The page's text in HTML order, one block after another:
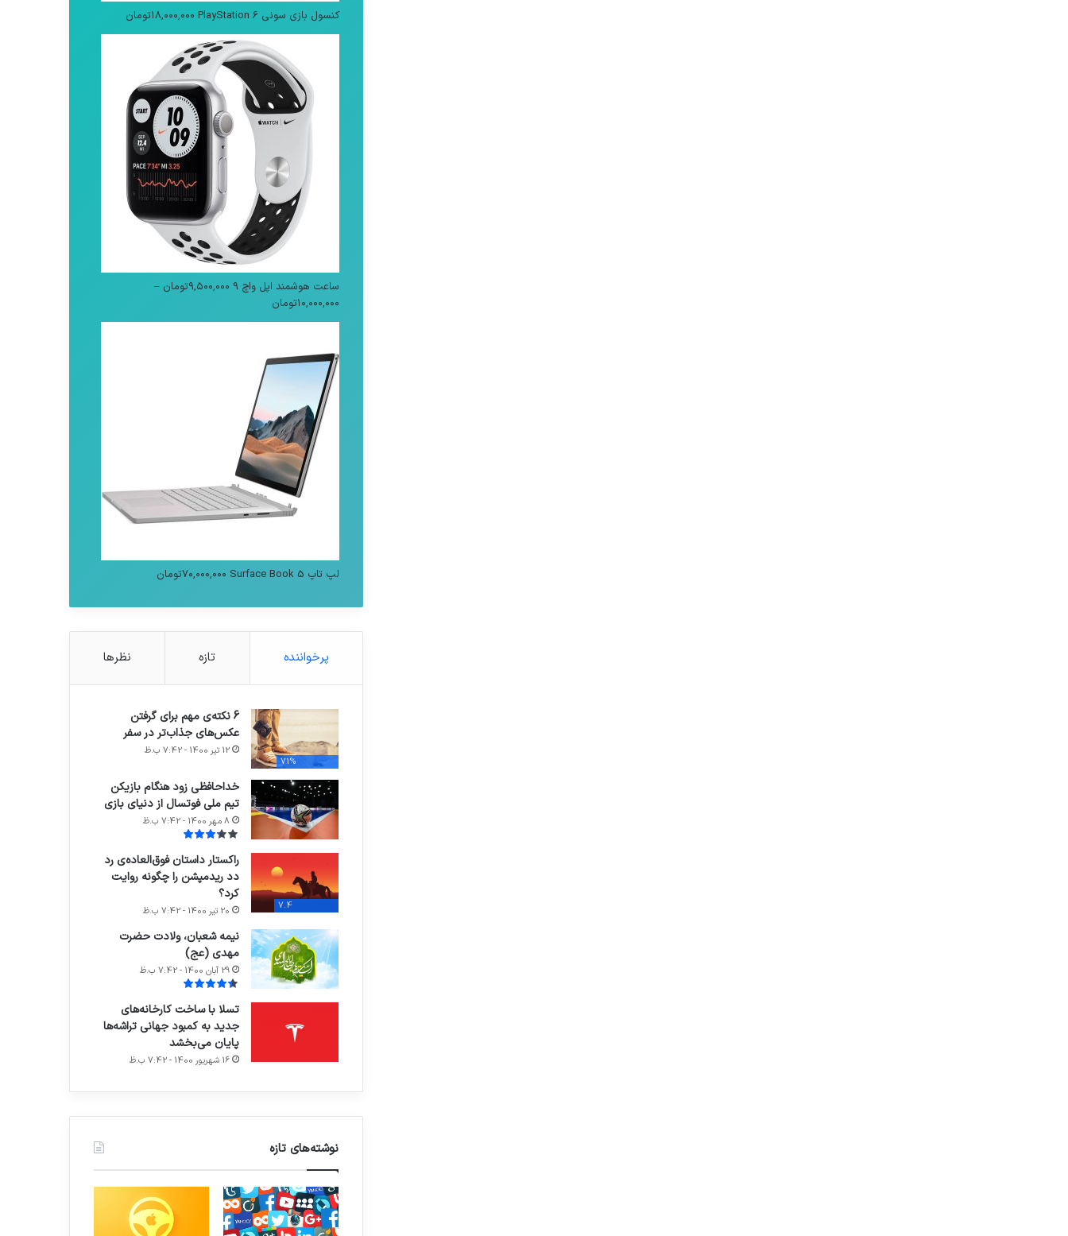
کنسول بازی سونی PlayStation 6 ۱۸,۰۰۰,۰۰۰تومان
ساعت هوشمند اپل واچ 9 ۹,۵۰۰,۰۰۰تومان –
۱۰,۰۰۰,۰۰۰تومان
قیمت:
۱۰,۰۰۰,۰۰۰تومان
لپ تاپ Surface Book 5 ۷۰,۰۰۰,۰۰۰تومان
پرخواننده تازه نظرها
71%
6 نکته‌ی مهم برای گرفتن
عکس‌های جذاب‌تر در سفر
12 تیر 1400 - 7:42 ب.ظ
خداحافظی زود هنگام بازیکن
تیم ملی فوتسال از دنیای بازی
8 مهر 1400 - 7:42 ب.ظ
7.4
راکستار داستان فوق‌العاده‌ی رد
دد ریدمپشن را چگونه روایت
کرد؟
20 تیر 1400 - 7:42 ب.ظ
نیمه شعبان، ولادت حضرت
مهدی (عج)
29 آبان 1400 - 7:42 ب.ظ
تسلا با ساخت کارخانه‌های
جدید به کمبود جهانی تراشه‌ها
پایان می‌بخشد
16 شهریور 1400 - 7:42 ب.ظ
نوشته‌های تازه